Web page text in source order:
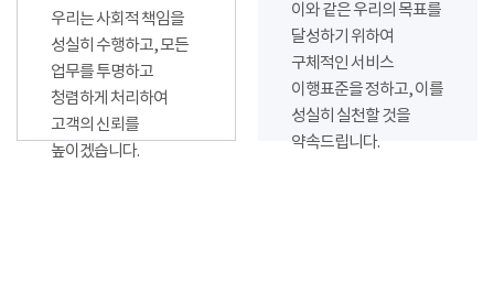
우리는 사회적 책임을
성실히 수행하고, 모든
업무를 투명하고
청렴하게 처리하여
고객의 신뢰를
높이겠습니다.
이와 같은 우리의 목표를
달성하기 위하여
구체적인 서비스
이행표준을 정하고, 이를
성실히 실천할 것을
약속드립니다.